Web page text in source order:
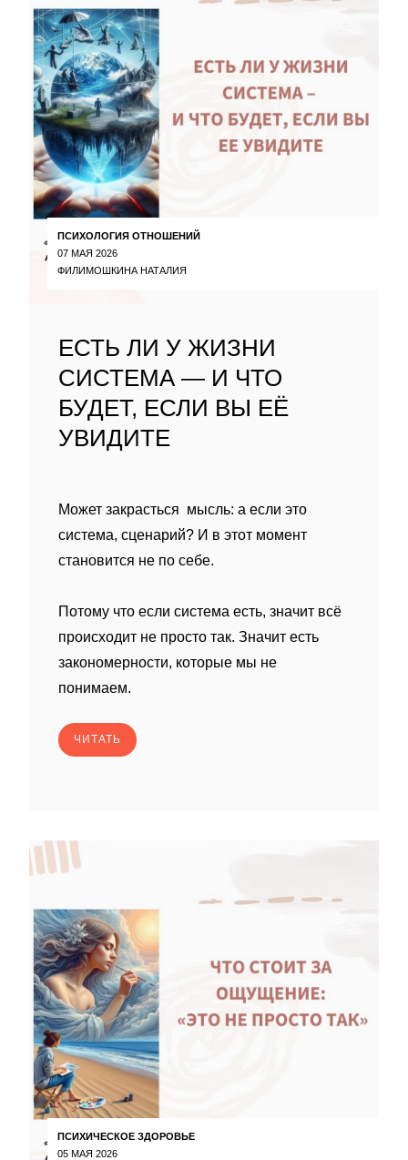
ПСИХОЛОГИЯ ОТНОШЕНИЙ
07 МАЯ 2026
ФИЛИМОШКИНА НАТАЛИЯ
ЕСТЬ ЛИ У ЖИЗНИ
СИСТЕМА — И ЧТО
БУДЕТ, ЕСЛИ ВЫ ЕЁ
УВИДИТЕ
Может закрасться мысль: а если это
система, сценарий? И в этот момент
становится не по себе.
Потому что если система есть, значит всё
происходит не просто так. Значит есть
закономерности, которые мы не
понимаем.
ЧИТАТЬ
ПСИХИЧЕСКОЕ ЗДОРОВЬЕ
05 МАЯ 2026